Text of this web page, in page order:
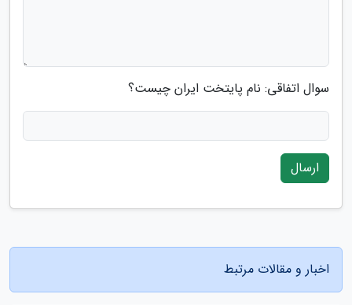
سوال اتفاقی: نام پایتخت ایران چیست؟
ارسال
اخبار و مقالات مرتبط